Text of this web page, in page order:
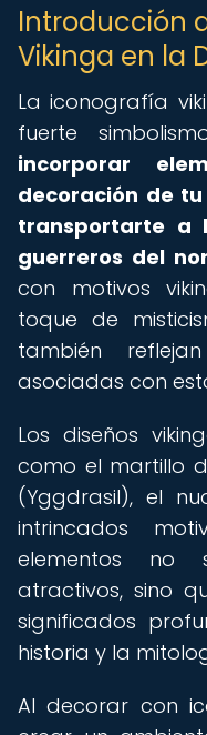
Introducción
Vikinga en la
La iconografía
fuerte
incorporar
decoración de
transportarte a
guerreros del
con motivos
toque de
también
asociadas con
Los diseños
como el martillo
(Yggdrasil), el
intrincados
elementos no
atractivos, sino
significados
historia y la
Al decorar con